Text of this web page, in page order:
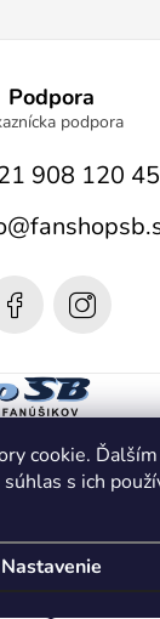
cookie.
s ich
Nastavenie
Podpora
908 120
@